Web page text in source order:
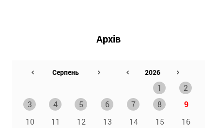
Архів
1
2
3
4 5 6 7 8
9
10
11 12 13 14 15
16